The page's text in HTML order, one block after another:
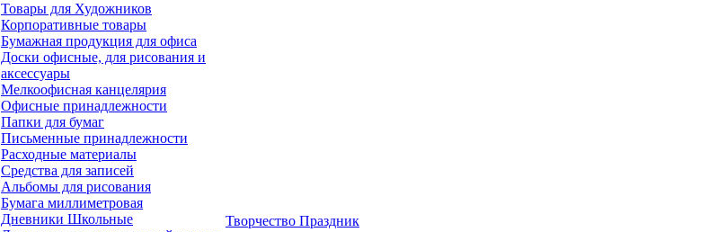
Товары для Художников
Корпоративные товары
Бумажная продукция для офиса
Доски офисные, для рисования и
аксессуары
Мелкоофисная канцелярия
Офисные принадлежности
Папки для бумаг
Письменные принадлежности
Расходные материалы
Средства для записей
Альбомы для рисования
Бумага миллиметровая
Дневники Школьные
Творчество Праздник